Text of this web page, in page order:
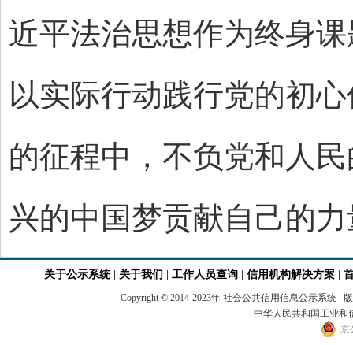
近平法治思想作为终身
以实际行动践行党的初
的征程中，不负党和人
兴的中国梦贡献自己的
关于公示系统| 关于我们 工作人员查询 信用机构解决方案
Copyright © 2014-2023年 社会公共信用信息公示系
中华人民共和国工业和
京